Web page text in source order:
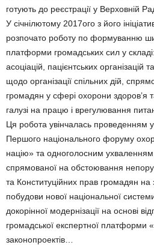
готують до реєстрації у Верховній
У січнілютому 2017ого з його
розпочато роботу по формуванню
платформи громадських сил у
асоціацій, пацієнтських організацій
щодо організації спільних дій,
громадян у сфері охорони здоров’я
галузі на працю і врегулювання
Ця робота увінчалась проведенням
Першого національного форуму
націю» та одноголосним ухваленням
спрямованої на обстоювання
та Конституційних прав громадян на
побудови нової національної
докорінної модернізації на основі
громадської експертної платформи
законопроектів…